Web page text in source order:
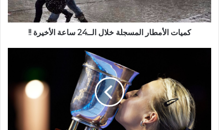
كميات الأمطار المسجلة خلال الــ24 ساعة الأخيرة !!